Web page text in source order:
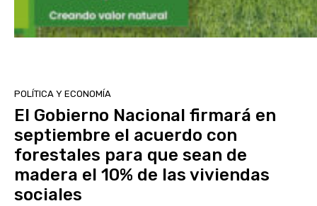
POLÍTICA Y ECONOMÍA
El Gobierno Nacional firmará en
septiembre el acuerdo con
forestales para que sean de
madera el 10% de las viviendas
sociales